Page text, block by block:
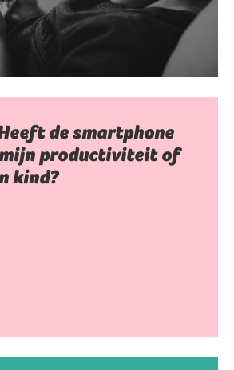
de smartphone
productiviteit of
kind?